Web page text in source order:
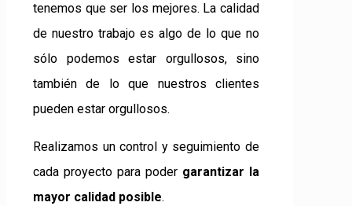
tenemos que ser los mejores. La calidad
de nuestro trabajo es algo de lo que no
sólo podemos estar orgullosos, sino
también de lo que nuestros clientes
pueden estar orgullosos.
Realizamos un control y seguimiento de
cada proyecto para poder garantizar la
mayor calidad posible.